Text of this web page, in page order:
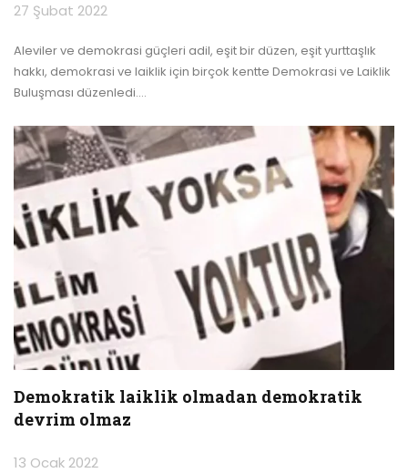
27 Şubat 2022
Aleviler ve demokrasi güçleri adil, eşit bir düzen, eşit yurttaşlık
hakkı, demokrasi ve laiklik için birçok kentte Demokrasi ve Laiklik
Buluşması düzenledi.…
Demokratik laiklik olmadan demokratik
devrim olmaz
13 Ocak 2022